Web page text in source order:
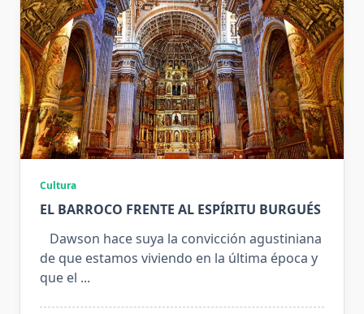
Cultura
EL BARROCO FRENTE AL ESPÍRITU BURGUÉS
Dawson hace suya la convicción agustiniana
de que estamos viviendo en la última época y
que el ...